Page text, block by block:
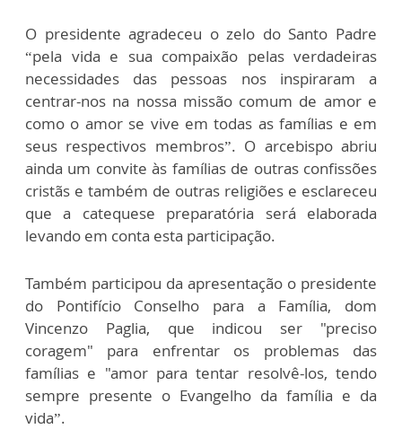
O presidente agradeceu o zelo do Santo Padre
“pela vida e sua compaixão pelas verdadeiras
necessidades das pessoas nos inspiraram a
centrar-nos na nossa missão comum de amor e
como o amor se vive em todas as famílias e em
seus respectivos membros”. O arcebispo abriu
ainda um convite às famílias de outras confissões
cristãs e também de outras religiões e esclareceu
que a catequese preparatória será elaborada
levando em conta esta participação.
Também participou da apresentação o presidente
do Pontifício Conselho para a Família, dom
Vincenzo Paglia, que indicou ser "preciso
coragem" para enfrentar os problemas das
famílias e "amor para tentar resolvê-los, tendo
sempre presente o Evangelho da família e da
vida”.